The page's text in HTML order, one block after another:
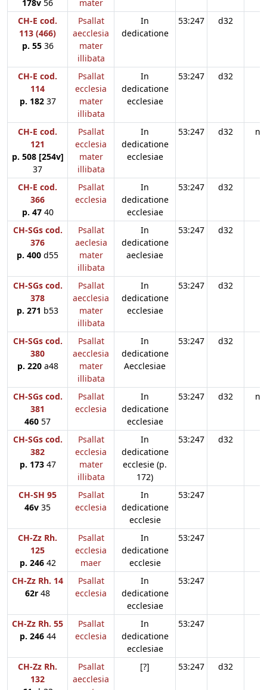
178v 56
mater
CH-E cod.
113 (466)
p. 5536
Psallat
aecclesia
mater
illibata
In
dedicatione
53:247 d32
CH-E cod.
114
p. 18237
Psallat
ecclesia
mater
illibata
In
dedicatione
ecclesiae
53:247 d32
CH-E cod.
121
p. 508 [254v]
37
Psallat
ecclesia
mater
illibata
In
dedicatione
ecclesiae
53:247 d32
CH-E cod.
366
p. 4740
Psallat
ecclesia
In
dedicatione
ecclesiae
53:247 d32
CH-SGs cod.
376
p. 400 d55
Psallat
aeclesia
mater
illibata
In
dedicatione
aeclesiae
53:247 d32
CH-SGs cod.
378
p. 271 b53
Psallat
aecclesia
mater
illibata
In
dedicatione
ecclesiae
53:247 d32
CH-SGs cod.
380
p. 220a48
Psallat
aecclesia
mater
illibata
In
dedicatione
Aecclesiae
53:247 d32
CH-SGs cod.
381
460 57
Psallat
ecclesia
In
dedicatione
ecclesiae
53:247 d32
CH-SGs cod.
382
p. 17347
Psallat
ecclesia
mater
illibata
In
dedicatione
ecclesie (p.
172)
53:247 d32
CH-SH 95
46v 35
Psallat
ecclesia
In
dedicatione
ecclesie
53:247
CH-Zz Rh.
125
p. 24642
Psallat
ecclesia
maer
In
dedicatione
ecclesie
53:247
CH-Zz Rh. 14
62r 48
Psallat
ecclesia
In
dedicatione
ecclesiae
53:247
CH-Zz Rh. 55
p. 24644
Psallat
ecclesia
In
dedicatione
ecclesiae
53:247
CH-Zz Rh.
132
Psallat
aecclesia
[?] 53:247 d32